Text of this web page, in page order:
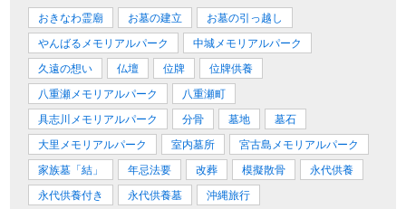
おきなわ霊廟 お墓の建立
お墓の引っ越し
やんばるメモリアルパーク
中城メモリアルパーク
久遠の想い
仏壇 位牌
位牌供養
八重瀬メモリアルパーク
八重瀬町
具志川メモリアルパーク
分骨 墓地
墓石
大里メモリアルパーク
室内墓所
宮古島メモリアルパーク
家族墓「結」
年忌法要 改葬 模擬散骨
永代供養
永代供養付き
永代供養墓
沖縄旅行